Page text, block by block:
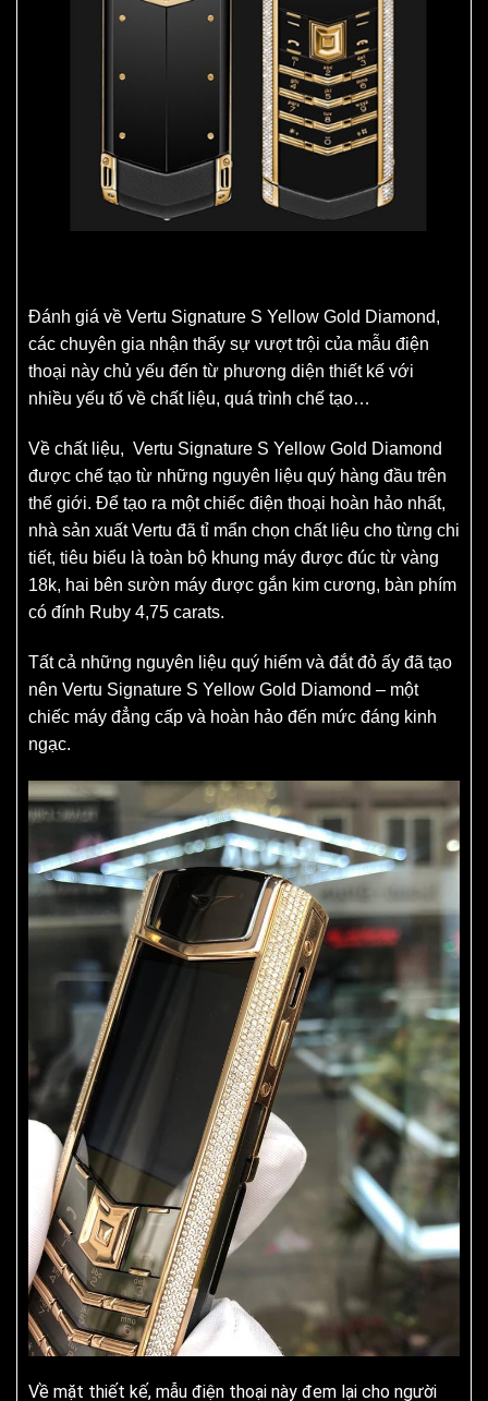
Đánh giá về Vertu Signature S Yellow Gold Diamond,
các chuyên gia nhận thấy sự vượt trội của mẫu điện
thoại này chủ yếu đến từ phương diện thiết kế với
nhiều yếu tố về chất liệu, quá trình chế tạo…
Về chất liệu, Vertu Signature S Yellow Gold Diamond
được chế tạo từ những nguyên liệu quý hàng đầu trên
thế giới. Để tạo ra một chiếc điện thoại hoàn hảo nhất,
nhà sản xuất Vertu đã tỉ mẩn chọn chất liệu cho từng chi
tiết, tiêu biểu là toàn bộ khung máy được đúc từ vàng
18k, hai bên sườn máy được gắn kim cương, bàn phím
có đính Ruby 4,75 carats.
Tất cả những nguyên liệu quý hiếm và đắt đỏ ấy đã tạo
nên Vertu Signature S Yellow Gold Diamond – một
chiếc máy đẳng cấp và hoàn hảo đến mức đáng kinh
ngạc.
Về mặt thiết kế, mẫu điện thoại này đem lại cho người